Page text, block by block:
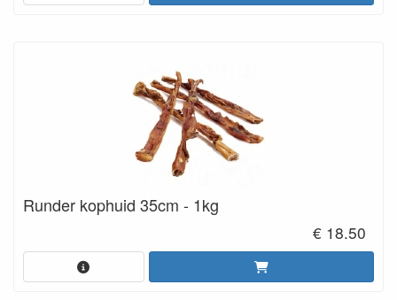
Runder kophuid 35cm - 1kg
€ 18.50